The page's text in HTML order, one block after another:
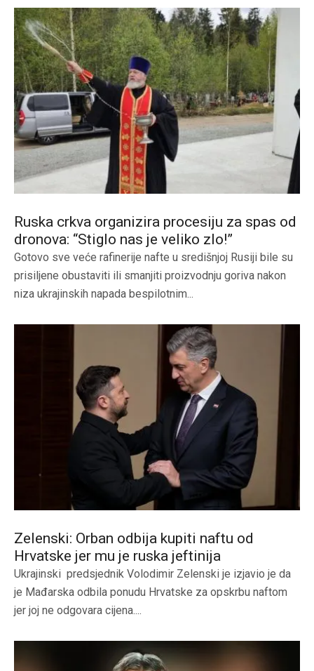
Ruska crkva organizira procesiju za spas od
dronova: “Stiglo nas je veliko zlo!”
Gotovo sve veće rafinerije nafte u središnjoj Rusiji bile su
prisiljene obustaviti ili smanjiti proizvodnju goriva nakon
niza ukrajinskih napada bespilotnim...
Zelenski: Orban odbija kupiti naftu od
Hrvatske jer mu je ruska jeftinija
Ukrajinski predsjednik Volodimir Zelenski je izjavio je da
je Mađarska odbila ponudu Hrvatske za opskrbu naftom
jer joj ne odgovara cijena....